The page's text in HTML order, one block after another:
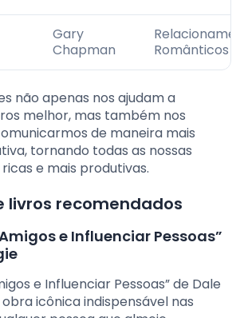
Gary
Chapman
Românticos
não apenas nos ajudam a
melhor, mas também nos
de maneira mais
tornando todas as nossas
e mais produtivas.
livros recomendados
e Influenciar Pessoas”
e Influenciar Pessoas” de Dale
icônica indispensável nas